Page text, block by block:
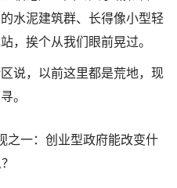
水泥建筑群、长得像小型轻
，挨个从我们眼前晃过。
说，以前这里都是荒地，现
。